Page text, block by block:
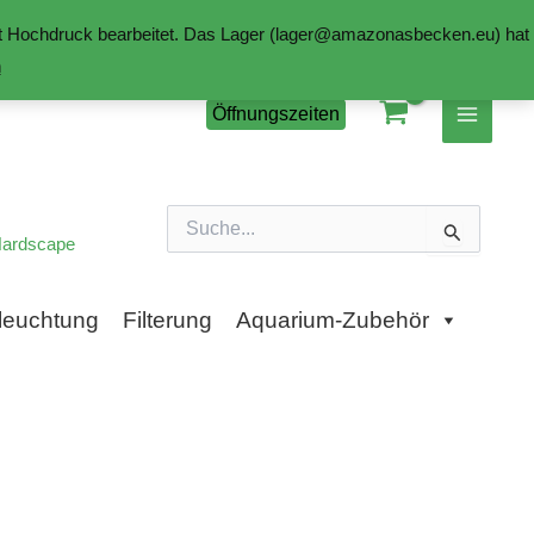
bearbeitet. Das Lager (lager@amazonasbecken.eu) hat
Öffnungszeiten
nach:
Filterung
Aquarium-Zubehör